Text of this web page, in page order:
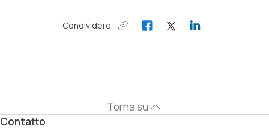
Condividere
Torna su
Contatto